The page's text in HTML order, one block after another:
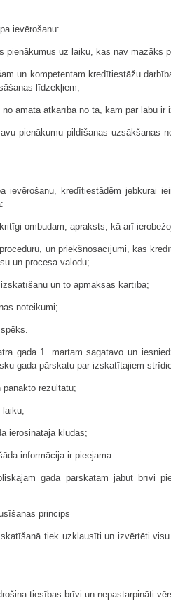
ievērošanu:
pienākumus uz laiku, kas nav mazāks
un kompetentam kredītiestāžu
līdzekļiem;
amata atkarībā no tā, kam par labu ir
pienākumu pildīšanas
ievērošanu, kredītiestādēm jebkurai
ombudam, apraksts, kā arī
un priekšnosacījumi, kas
un procesa valodu;
un to apmaksas kārtība;
noteikumi;
gada 1. martam sagatavo un
gada pārskatu par izskatītajiem
rezultātu;
laiku;
ierosinātāja kļūdas;
informācija ir pieejama.
gada pārskatam jābūt brīvi
princips
tiek uzklausīti un izvērtēti
tiesības brīvi un nepastarpināti